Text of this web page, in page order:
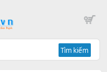
Tìm kiếm